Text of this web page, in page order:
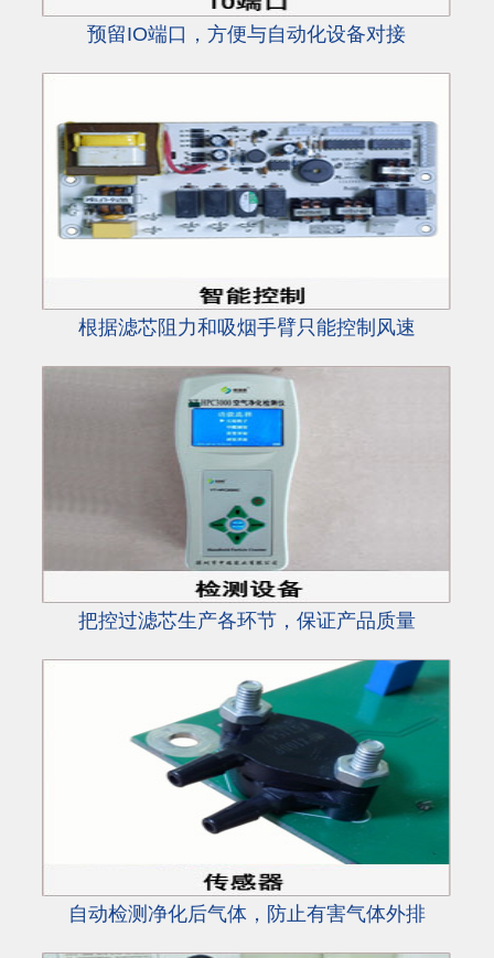
预留IO端口，方便与自动化设备对接
根据滤芯阻力和吸烟手臂只能控制风速
把控过滤芯生产各环节，保证产品质量
自动检测净化后气体，防止有害气体外排